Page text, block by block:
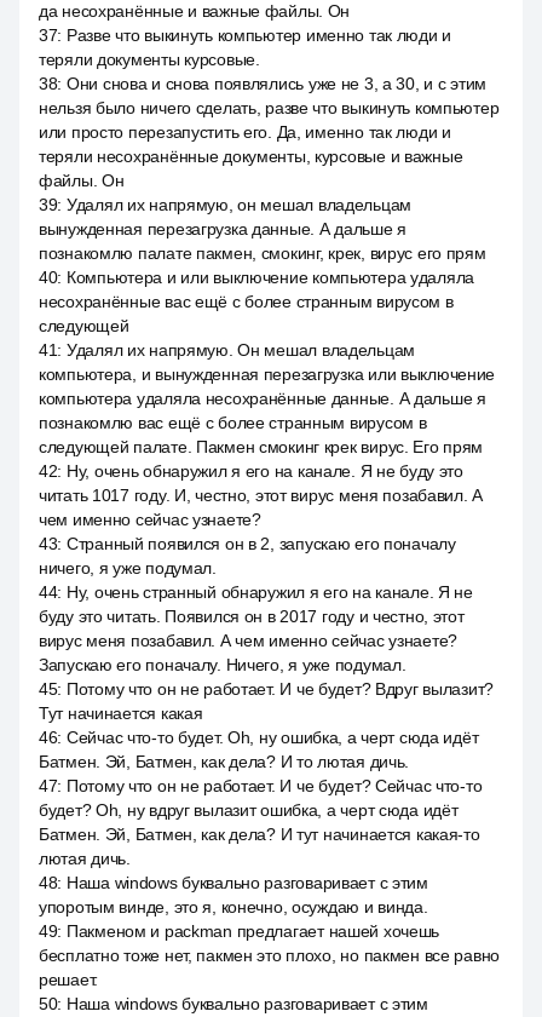
да несохранённые и важные файлы. Он
37: Разве что выкинуть компьютер именно так люди и
теряли документы курсовые.
38: Они снова и снова появлялись уже не 3, а 30, и с этим
нельзя было ничего сделать, разве что выкинуть компьютер
или просто перезапустить его. Да, именно так люди и
теряли несохранённые документы, курсовые и важные
файлы. Он
39: Удалял их напрямую, он мешал владельцам
вынужденная перезагрузка данные. А дальше я
познакомлю палате пакмен, смокинг, крек, вирус его прям
40: Компьютера и или выключение компьютера удаляла
несохранённые вас ещё с более странным вирусом в
следующей
41: Удалял их напрямую. Он мешал владельцам
компьютера, и вынужденная перезагрузка или выключение
компьютера удаляла несохранённые данные. А дальше я
познакомлю вас ещё с более странным вирусом в
следующей палате. Пакмен смокинг крек вирус. Его прям
42: Ну, очень обнаружил я его на канале. Я не буду это
читать 1017 году. И, честно, этот вирус меня позабавил. А
чем именно сейчас узнаете?
43: Странный появился он в 2, запускаю его поначалу
ничего, я уже подумал.
44: Ну, очень странный обнаружил я его на канале. Я не
буду это читать. Появился он в 2017 году и честно, этот
вирус меня позабавил. А чем именно сейчас узнаете?
Запускаю его поначалу. Ничего, я уже подумал.
45: Потому что он не работает. И че будет? Вдруг вылазит?
Тут начинается какая
46: Сейчас что-то будет. Oh, ну ошибка, а черт сюда идёт
Батмен. Эй, Батмен, как дела? И то лютая дичь.
47: Потому что он не работает. И че будет? Сейчас что-то
будет? Oh, ну вдруг вылазит ошибка, а черт сюда идёт
Батмен. Эй, Батмен, как дела? И тут начинается какая-то
лютая дичь.
48: Наша windows буквально разговаривает с этим
упоротым винде, это я, конечно, осуждаю и винда.
49: Пакменом и packman предлагает нашей хочешь
бесплатно тоже нет, пакмен это плохо, но пакмен все равно
решает.
50: Наша windows буквально разговаривает с этим